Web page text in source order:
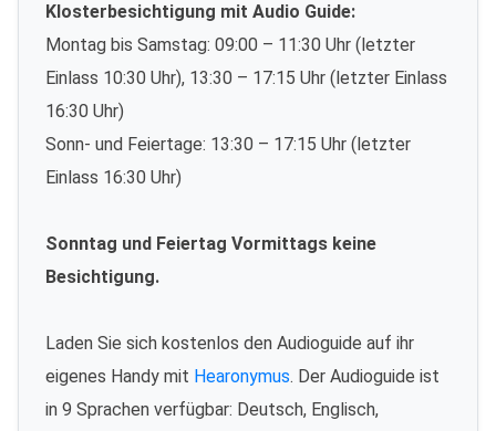
Klosterbesichtigung mit Audio Guide:
Montag bis Samstag: 09:00 – 11:30 Uhr (letzter
Einlass 10:30 Uhr), 13:30 – 17:15 Uhr (letzter Einlass
16:30 Uhr)
Sonn- und Feiertage: 13:30 – 17:15 Uhr (letzter
Einlass 16:30 Uhr)
Sonntag und Feiertag Vormittags keine
Besichtigung.
Laden Sie sich kostenlos den Audioguide auf ihr
eigenes Handy mit Hearonymus. Der Audioguide ist
in 9 Sprachen verfügbar: Deutsch, Englisch,